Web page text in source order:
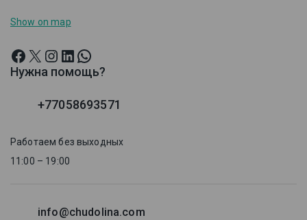
Show on map
Нужна помощь?
+77058693571
Работаем без выходных
11:00 – 19:00
info@chudolina.com